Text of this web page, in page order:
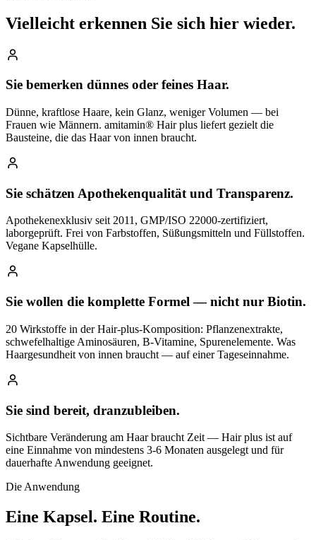
Vielleicht erkennen Sie sich hier wieder.
Sie bemerken dünnes oder feines Haar.
Dünne, kraftlose Haare, kein Glanz, weniger Volumen — bei
Frauen wie Männern. amitamin® Hair plus liefert gezielt die
Bausteine, die das Haar von innen braucht.
Sie schätzen Apothekenqualität und Transparenz.
Apothekenexklusiv seit 2011, GMP/ISO 22000-zertifiziert,
laborgeprüft. Frei von Farbstoffen, Süßungsmitteln und Füllstoffen.
Vegane Kapselhülle.
Sie wollen die komplette Formel — nicht nur Biotin.
20 Wirkstoffe in der Hair-plus-Komposition: Pflanzenextrakte,
schwefelhaltige Aminosäuren, B-Vitamine, Spurenelemente. Was
Haargesundheit von innen braucht — auf einer Tageseinnahme.
Sie sind bereit, dranzubleiben.
Sichtbare Veränderung am Haar braucht Zeit — Hair plus ist auf
eine Einnahme von mindestens 3-6 Monaten ausgelegt und für
dauerhafte Anwendung geeignet.
Die Anwendung
Eine Kapsel. Eine Routine.